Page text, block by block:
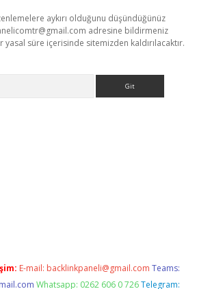
aykırı olduğunu düşündüğünüz
adresine bildirmeniz
süre içerisinde sitemizden kaldırılacaktır.
E-mail: backlinkpaneli@gmail.com Teams:
Whatsapp: 0262 606 0 726 Telegram: